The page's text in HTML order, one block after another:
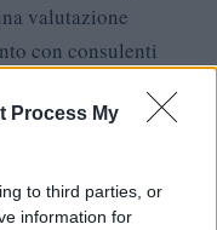
Process My
to third parties, or
information for
valutazione
con consulenti